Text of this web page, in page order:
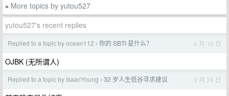
» More topics by yutou527
yutou527's recent replies
Replied to a topic by ocean112 › 你的 SBTI 是什么？ 4 月 10 日
OJBK (无所谓人)
Replied to a topic by IsaacYoung › 32 岁人生低谷寻求建议 3 月 24 日